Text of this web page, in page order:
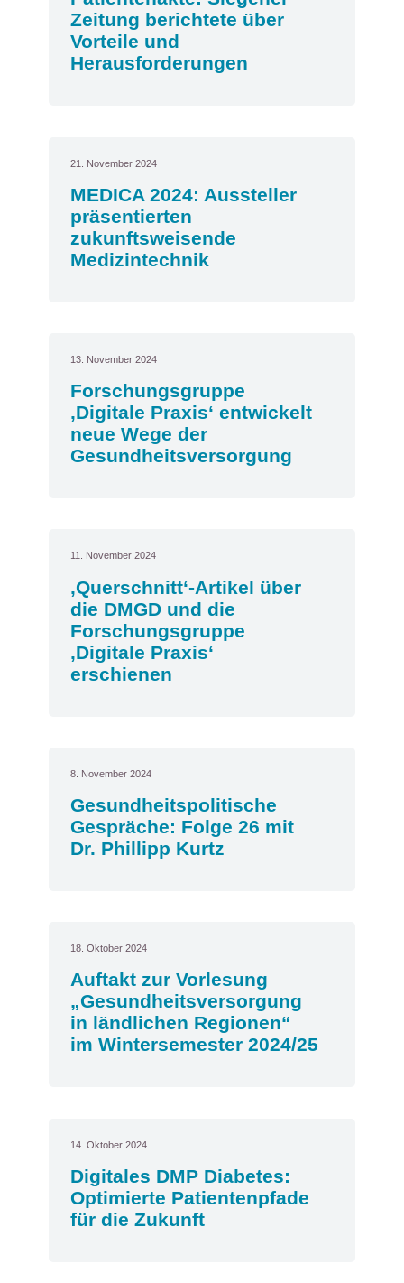
Zeitung berichtete über
Vorteile und
Herausforderungen
21. November 2024
MEDICA 2024: Aussteller
präsentierten
zukunftsweisende
Medizintechnik
13. November 2024
Forschungsgruppe
‚Digitale Praxis‘ entwickelt
neue Wege der
Gesundheitsversorgung
11. November 2024
‚Querschnitt‘-Artikel über
die DMGD und die
Forschungsgruppe
‚Digitale Praxis‘
erschienen
8. November 2024
Gesundheitspolitische
Gespräche: Folge 26 mit
Dr. Phillipp Kurtz
18. Oktober 2024
Auftakt zur Vorlesung
„Gesundheitsversorgung
in ländlichen Regionen“
im Wintersemester 2024/25
14. Oktober 2024
Digitales DMP Diabetes:
Optimierte Patientenpfade
für die Zukunft